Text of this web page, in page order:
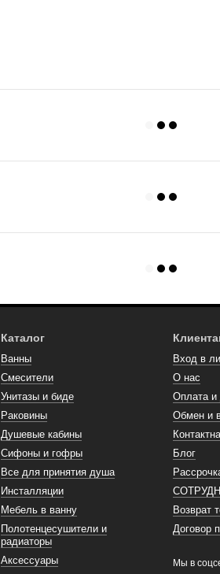
Каталог
Ванны
Смесители
Унитазы и биде
Раковины
Душевые кабины
Сифоны и гофры
Все для принятия душа
Инсталляции
Мебель в ванну
Полотенцесушители и
радиаторы
Аксессуары
Вход в
О нас
Оплата и
Обмен и
Блог
Возврат
Договор
Мы в